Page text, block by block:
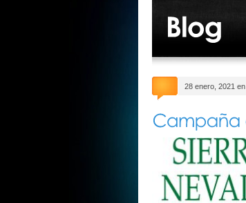
28 enero, 2021 en